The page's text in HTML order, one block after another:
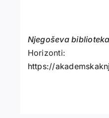
Njegoševa biblioteka
Horizonti:
https://